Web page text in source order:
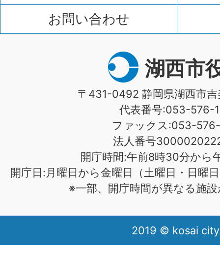
お問い合わせ
湖西市
〒431-0492 静岡県湖西市
代表番号:053-576-
ファックス:053-576-
法人番号
開庁時間:午前8時30分から
開庁日:月曜日から金曜日（土曜日・日曜
※一部、開庁時間が異なる施
2019 © kosai